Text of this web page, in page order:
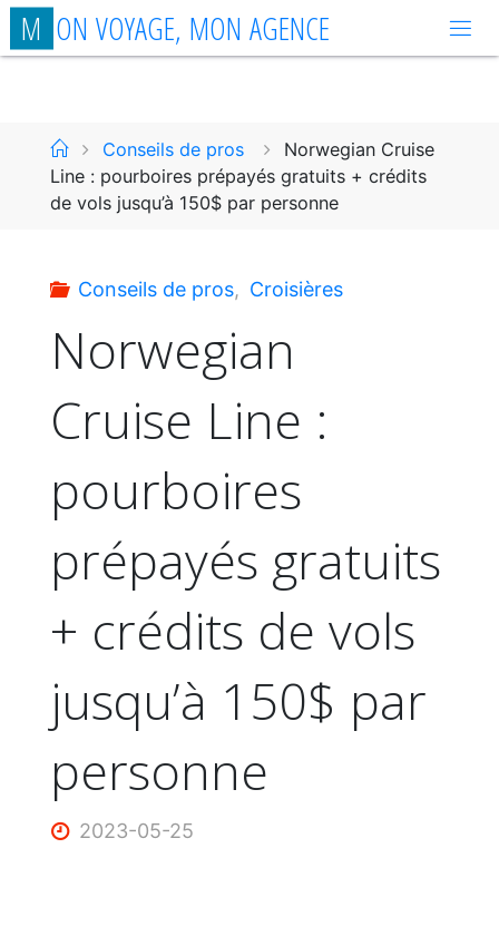
Aller
auM ON VOYAGE, MON AGENCE
AccueilConseils de pros
Norwegian Cruise
Line : pourboires prépayés gratuits + crédits
de vols jusqu’à 150$ par personne
Conseils de pros, Croisières
Norwegian
Cruise Line :
pourboires
prépayés gratuits
+ crédits de vols
jusqu’à 150$ par
personne
2023-05-25